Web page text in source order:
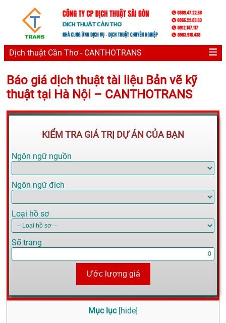
Dịch thuật Cần Thơ - CANTHOTRANS
Báo giá dịch thuật tài liệu Bản vẽ kỹ
thuật tại Hà Nội – CANTHOTRANS
KIỂM TRA GIÁ TRỊ DỰ ÁN CỦA BẠN
Ngôn ngữ nguồn
Ngôn ngữ đích
Loại hồ sơ
Số trang
Ước lượng giá
Mục lục [hide]